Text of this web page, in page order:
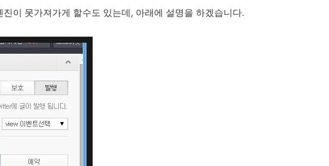
이 못가져가게 할수도 있는데, 아래에 설명을 하겠습니다.